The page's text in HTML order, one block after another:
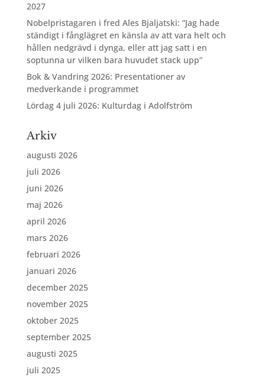
2027
Nobelpristagaren i fred Ales Bjaljatski: ”Jag hade
ständigt i fånglägret en känsla av att vara helt och
hållen nedgrävd i dynga, eller att jag satt i en
soptunna ur vilken bara huvudet stack upp”
Bok & Vandring 2026: Presentationer av
medverkande i programmet
Lördag 4 juli 2026: Kulturdag i Adolfström
Arkiv
augusti 2026
juli 2026
juni 2026
maj 2026
april 2026
mars 2026
februari 2026
januari 2026
december 2025
november 2025
oktober 2025
september 2025
augusti 2025
juli 2025